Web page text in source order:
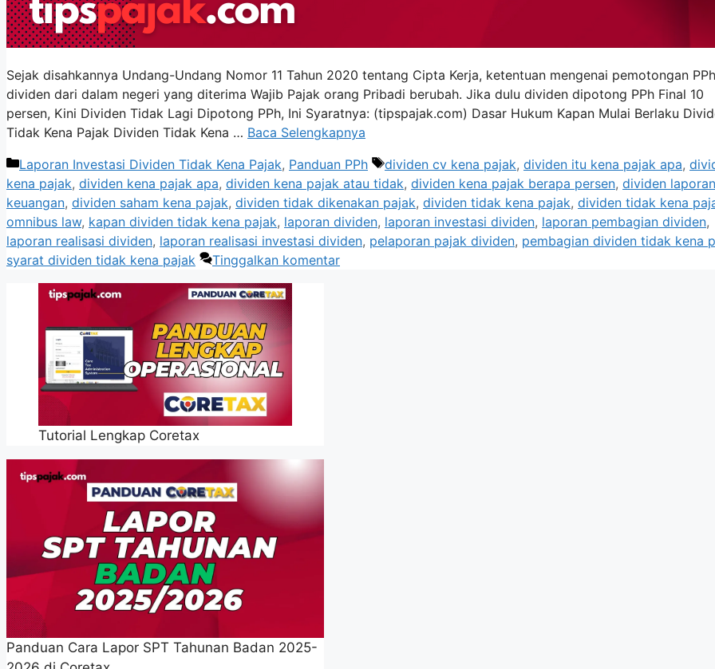
Sejak disahkannya Undang-Undang Nomor 11 Tahun 2020 tentang Cipta Kerja, ketentuan mengenai pemotongan
dividen dari dalam negeri yang diterima Wajib Pajak orang Pribadi berubah. Jika dulu dividen dipotong PPh Final 10
persen, Kini Dividen Tidak Lagi Dipotong PPh, Ini Syaratnya: (tipspajak.com) Dasar Hukum Kapan Mulai Berlaku
Tidak Kena Pajak Dividen Tidak Kena … Baca Selengkapnya
Kategori
Laporan Investasi Dividen Tidak Kena Pajak, Panduan PPh Tag
dividen cv kena pajak, dividen itu kena pajak apa,
kena pajak, dividen kena pajak apa, dividen kena pajak atau tidak, dividen kena pajak berapa persen, dividen laporan
keuangan, dividen saham kena pajak, dividen tidak dikenakan pajak, dividen tidak kena pajak, dividen tidak kena
omnibus law, kapan dividen tidak kena pajak, laporan dividen, laporan investasi dividen, laporan pembagian dividen,
laporan realisasi dividen, laporan realisasi investasi dividen, pelaporan pajak dividen, pembagian dividen tidak kena
syarat dividen tidak kena pajak
Tinggalkan komentar
Tutorial Lengkap Coretax
Panduan Cara Lapor SPT Tahunan Badan 2025-